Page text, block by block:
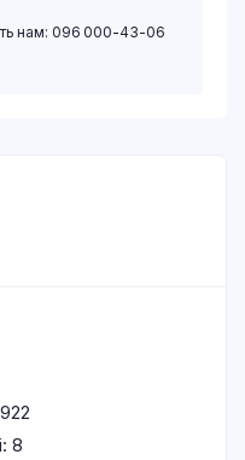
нам: 096 000-43-06
8